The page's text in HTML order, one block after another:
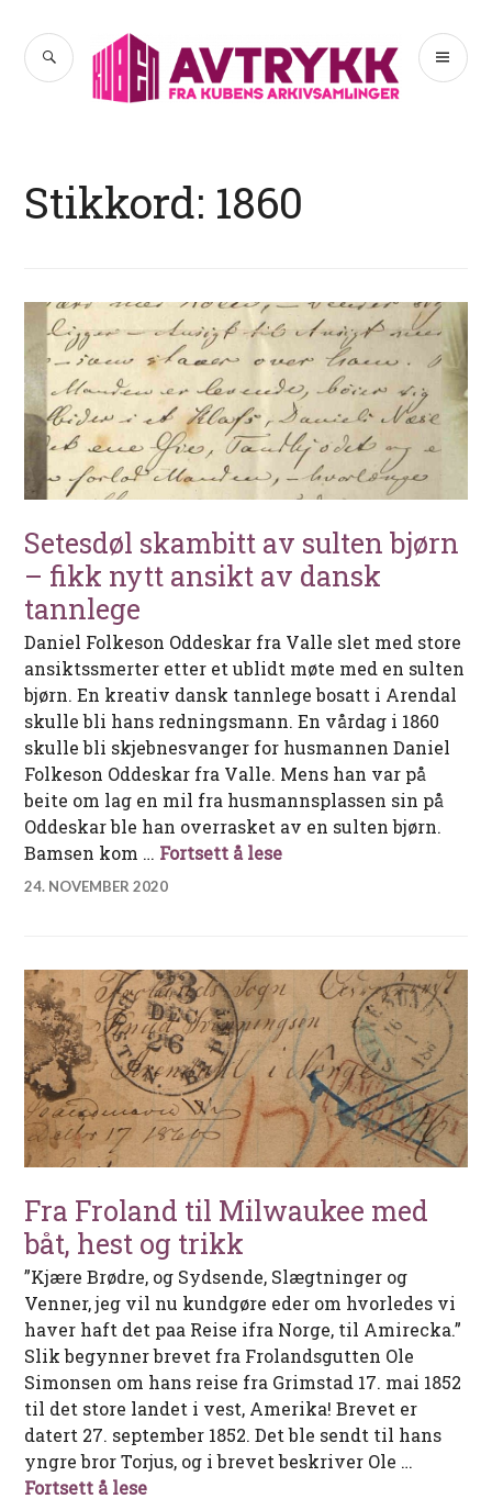
innhold
Avtrykk
SØK
Stikkord: 1860
Setesdøl skambitt av sulten bjørn
– fikk nytt ansikt av dansk
tannlege
Daniel Folkeson Oddeskar fra Valle slet med store
ansiktssmerter etter et ublidt møte med en sulten
bjørn. En kreativ dansk tannlege bosatt i Arendal
skulle bli hans redningsmann. En vårdag i 1860
skulle bli skjebnesvanger for husmannen Daniel
Folkeson Oddeskar fra Valle. Mens han var på
beite om lag en mil fra husmannsplassen sin på
Oddeskar ble han overrasket av en sulten bjørn.
Bamsen kom … Fortsett å leseSetesdøl skambitt av
24. NOVEMBER 2020
Fra Froland til Milwaukee med
båt, hest og trikk
”Kjære Brødre, og Sydsende, Slægtninger og
Venner, jeg vil nu kundgøre eder om hvorledes vi
haver haft det paa Reise ifra Norge, til Amirecka.”
Slik begynner brevet fra Frolandsgutten Ole
Simonsen om hans reise fra Grimstad 17. mai 1852
til det store landet i vest, Amerika! Brevet er
datert 27. september 1852. Det ble sendt til hans
yngre bror Torjus, og i brevet beskriver Ole …
Fortsett å leseFra Froland til Milwaukee med båt,